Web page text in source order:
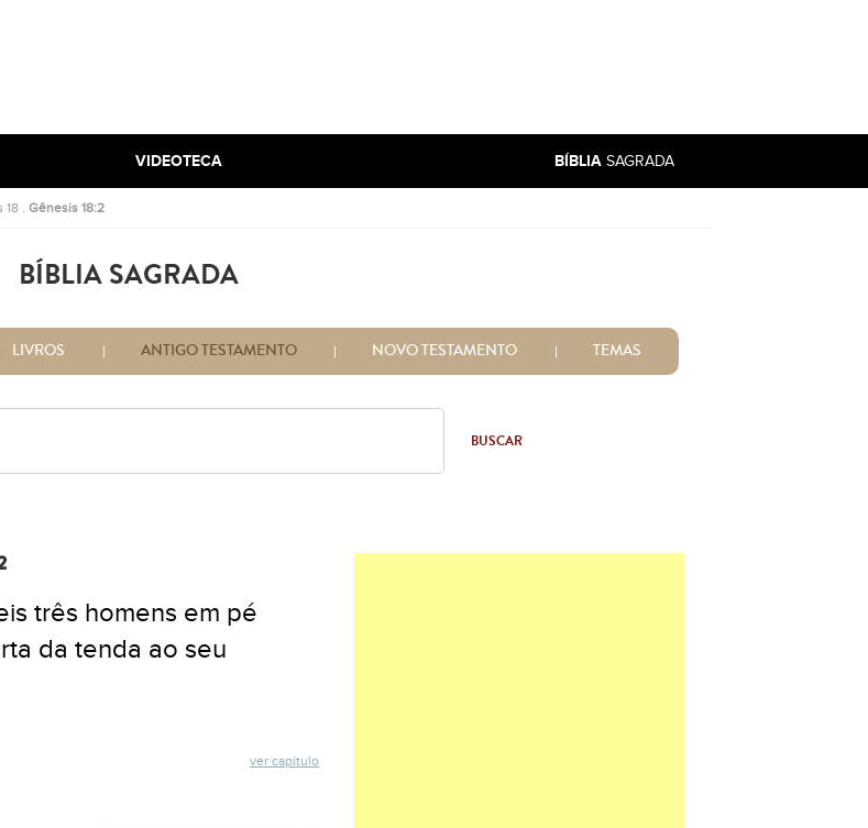
VIDEOTECA BÍBLIA SAGRADA
18 . Gênesis 18:2
BÍBLIA SAGRADA
LIVROS ANTIGO TESTAMENTO NOVO TESTAMENTO TEMAS
BUSCAR
três homens em pé
da tenda ao seu
ver capítulo